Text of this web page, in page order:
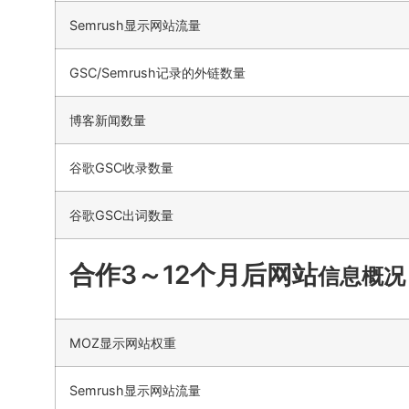
Semrush显示网站流量
GSC/Semrush记录的外链数量
博客新闻数量
谷歌GSC收录数量
谷歌GSC出词数量
合作3～12个月后网站信息概况
MOZ显示网站权重
Semrush显示网站流量